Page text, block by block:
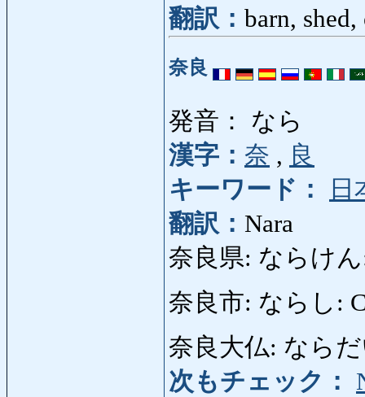
翻訳： barn, shed,
奈良
発音： なら
漢字： 奈 , 良
キーワード：
日
翻訳： Nara
奈良県: ならけん
奈良市: ならし:
奈良大仏: なら
次もチェック：